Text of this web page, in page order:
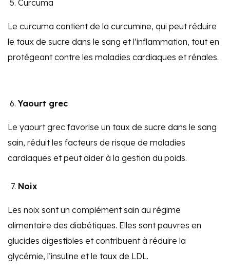
Curcuma
Le curcuma contient de la curcumine, qui peut réduire
le taux de sucre dans le sang et l’inflammation, tout en
protégeant contre les maladies cardiaques et rénales.
Yaourt grec
Le yaourt grec favorise un taux de sucre dans le sang
sain, réduit les facteurs de risque de maladies
cardiaques et peut aider à la gestion du poids.
Noix
Les noix sont un complément sain au régime
alimentaire des diabétiques. Elles sont pauvres en
glucides digestibles et contribuent à réduire la
glycémie, l’insuline et le taux de LDL.